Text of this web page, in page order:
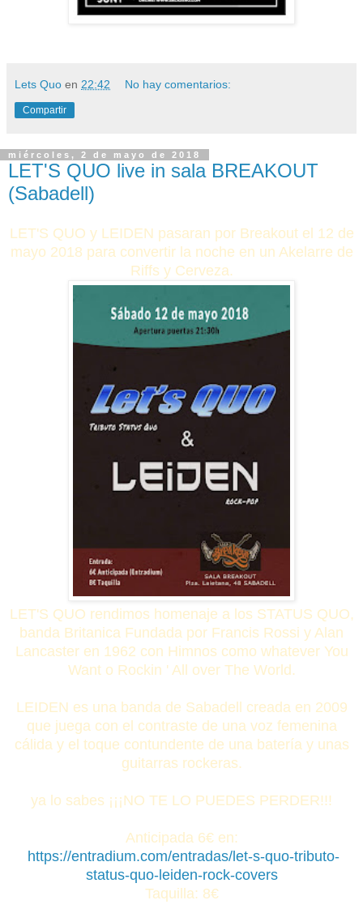
Lets Quo en 22:42 No hay comentarios:
Compartir
miércoles, 2 de mayo de 2018
LET'S QUO live in sala BREAKOUT
(Sabadell)
LET'S QUO y LEIDEN pasaran por Breakout el 12 de
mayo 2018 para convertir la noche en un Akelarre de
Riffs y Cerveza.
LET'S QUO rendimos homenaje a los STATUS QUO,
banda Britanica Fundada por Francis Rossi y Alan
Lancaster en 1962 con Himnos como whatever You
Want o Rockin ' All over The World.
LEIDEN es una banda de Sabadell creada en 2009
que juega con el contraste de una voz femenina
cálida y el toque contundente de una batería y unas
guitarras rockeras.
ya lo sabes ¡¡¡NO TE LO PUEDES PERDER!!!
Anticipada 6€ en:
https://entradium.com/entradas/let-s-quo-tributo-
status-quo-leiden-rock-covers
Taquilla: 8€